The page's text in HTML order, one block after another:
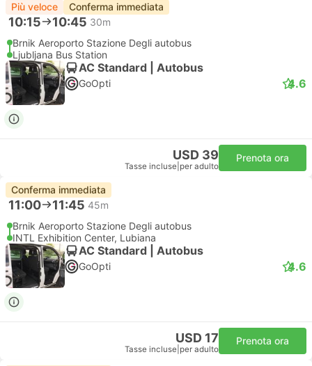
Più veloce Conferma immediata
10:15 10:45 30m
Brnik Aeroporto Stazione Degli autobus
Ljubljana Bus Station
AC Standard | Autobus
GoOpti 4.6
USD 39
Tasse incluse per adulto
Prenota ora
Conferma immediata
11:00 11:45 45m
Brnik Aeroporto Stazione Degli autobus
INTL Exhibition Center, Lubiana
AC Standard | Autobus
GoOpti 4.6
USD 17
Tasse incluse per adulto
Prenota ora